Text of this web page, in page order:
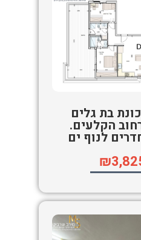
בת גלים
הקלעים.